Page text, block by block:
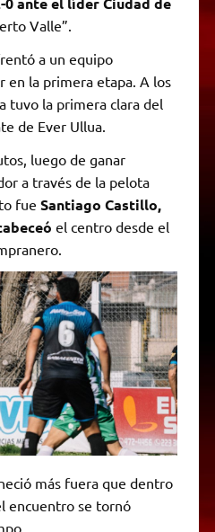
Valle”.
a un equipo
la primera etapa. A los
tuvo la primera clara del
de Ever Ullua.
luego de ganar
a través de la pelota
fue Santiago Castillo,
el centro desde el
más fuera que dentro
encuentro se tornó